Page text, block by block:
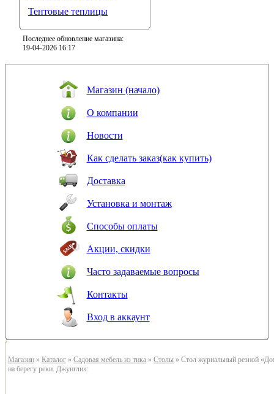
Тентовые теплицы
Последнее обновление магазина:
19-04-2026 16:17
Магазин (начало)
О компании
Новости
Как сделать заказ(как купить)
Доставка
Установка и монтаж
Способы оплаты
Акции, скидки
Часто задаваемые вопросы
Контакты
Вход в аккаунт
Магазин » Каталог » Садовая мебель из тика » Столы » Стол журнальный резной
на берегу реки. Джунгли»: